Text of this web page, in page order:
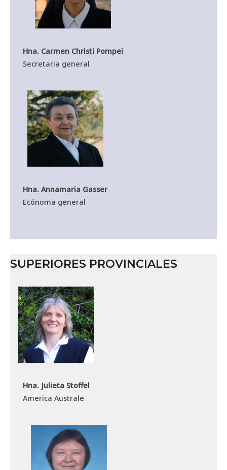
Hna. Carmen Christi Pompei
Secretaria general
Hna. Annamaria Gasser
Ecónoma general
SUPERIORES PROVINCIALES
Hna. Julieta Stoffel
America Australe